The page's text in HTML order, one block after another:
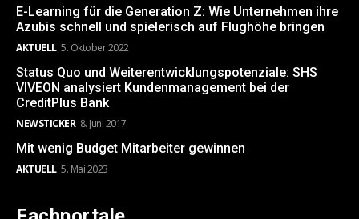
E-Learning für die Generation Z: Wie Unternehmen ihre
Azubis schnell und spielerisch auf Flughöhe bringen
AKTUELL 5. Oktober 2022
Status Quo und Weiterentwicklungspotenziale: SHS
VIVEON analysiert Kundenmanagement bei der
CreditPlus Bank
NEWSTICKER 8. Juni 2017
Mit wenig Budget Mitarbeiter gewinnen
AKTUELL 5. Mai 2023